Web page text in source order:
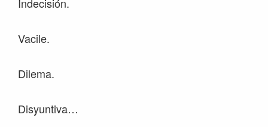
Vacile.
Dilema.
Disyuntiva…